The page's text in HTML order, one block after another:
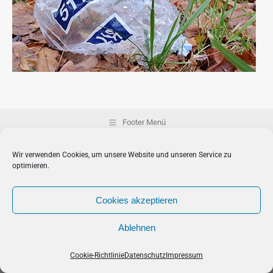
Wir verwenden Cookies, um unsere Website und unseren Service zu
optimieren.
Cookies akzeptieren
Ablehnen
Cookie-RichtlinieDatenschutz Impressum
Footer Menü